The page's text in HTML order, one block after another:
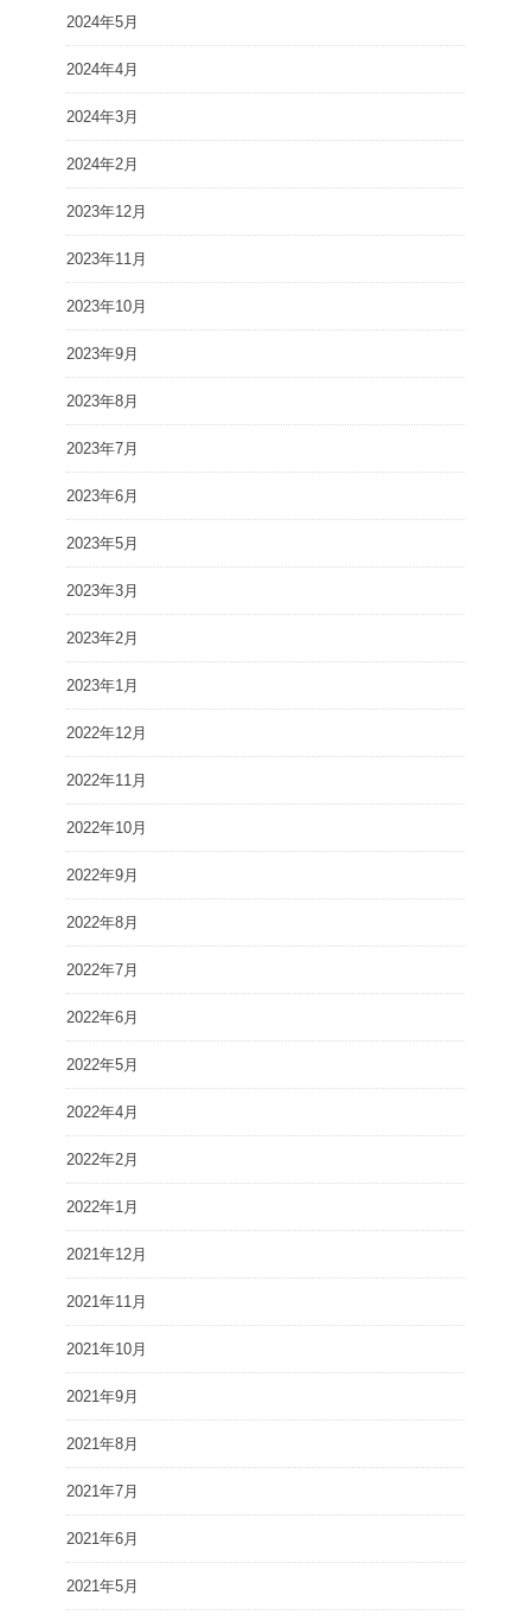
2024年5月
2024年4月
2024年3月
2024年2月
2023年12月
2023年11月
2023年10月
2023年9月
2023年8月
2023年7月
2023年6月
2023年5月
2023年3月
2023年2月
2023年1月
2022年12月
2022年11月
2022年10月
2022年9月
2022年8月
2022年7月
2022年6月
2022年5月
2022年4月
2022年2月
2022年1月
2021年12月
2021年11月
2021年10月
2021年9月
2021年8月
2021年7月
2021年6月
2021年5月